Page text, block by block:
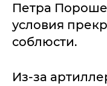
Петра
условия
соблюсти.
Из-за